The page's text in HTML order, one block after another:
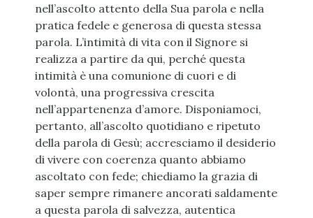
nell’ascolto attento della Sua parola e nella
pratica fedele e generosa di questa stessa
parola. L’intimità di vita con il Signore si
realizza a partire da qui, perché questa
intimità è una comunione di cuori e di
volontà, una progressiva crescita
nell’appartenenza d’amore. Disponiamoci,
pertanto, all’ascolto quotidiano e ripetuto
della parola di Gesù; accresciamo il desiderio
di vivere con coerenza quanto abbiamo
ascoltato con fede; chiediamo la grazia di
saper sempre rimanere ancorati saldamente
a questa parola di salvezza, autentica